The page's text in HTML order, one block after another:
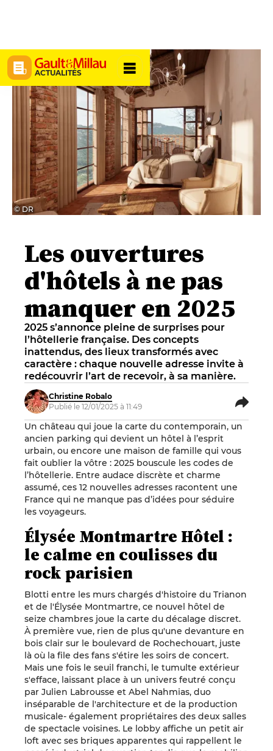
ACTUALITÉS
© DR
Les ouvertures
d'hôtels à ne pas
manquer en 2025
2025 s’annonce pleine de surprises pour
l’hôtellerie française. Des concepts
inattendus, des lieux transformés avec
caractère : chaque nouvelle adresse invite à
redécouvrir l’art de recevoir, à sa manière.
Christine Robalo
Publié le 12/01/2025 à 11:49
Un château qui joue la carte du contemporain, un
ancien parking qui devient un hôtel à l’esprit
urbain, ou encore une maison de famille qui vous
fait oublier la vôtre : 2025 bouscule les codes de
l’hôtellerie. Entre audace discrète et charme
assumé, ces 12 nouvelles adresses racontent une
France qui ne manque pas d’idées pour séduire
les voyageurs.
Élysée Montmartre Hôtel :
le calme en coulisses du
rock parisien
Blotti entre les murs chargés d'histoire du Trianon
et de l'Élysée Montmartre, ce nouvel hôtel de
seize chambres joue la carte du décalage discret.
À première vue, rien de plus qu'une devanture en
bois clair sur le boulevard de Rochechouart, juste
là où la file des fans s'étire les soirs de concert.
Mais une fois le seuil franchi, le tumulte extérieur
s'efface, laissant place à un univers feutré conçu
par Julien Labrousse et Abel Nahmias, duo
inséparable de l'architecture et de la production
musicale- également propriétaires des deux salles
de spectacle voisines. Le lobby affiche un petit air
loft avec ses briques apparentes qui rappellent le